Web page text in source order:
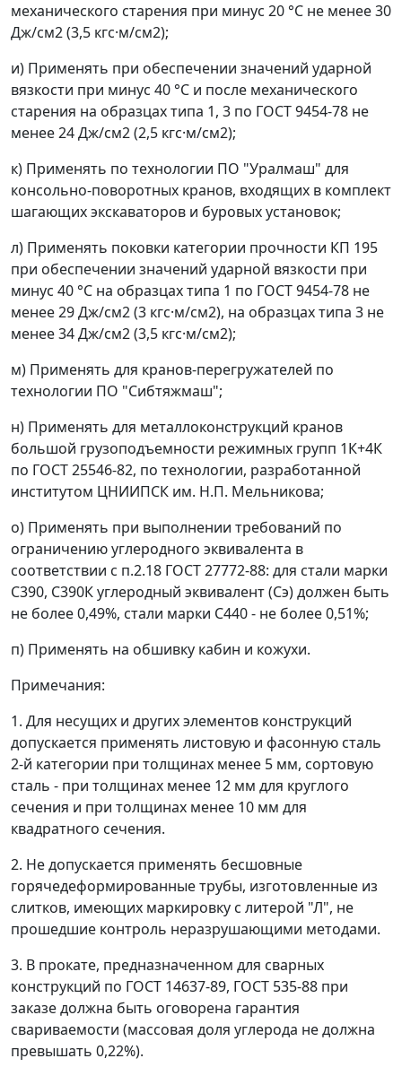
механического старения при минус 20 °С не менее 30
Дж/см2(3,5 кгс·м/см2);
и) Применять при обеспечении значений ударной
вязкости при минус 40 °С и после механического
старения на образцах типа 1, 3 по ГОСТ 9454-78 не
менее 24 Дж/см2(2,5 кгс·м/см2);
к) Применять по технологии ПО "Уралмаш" для
консольно-поворотных кранов, входящих в комплект
шагающих экскаваторов и буровых установок;
л) Применять поковки категории прочности КП 195
при обеспечении значений ударной вязкости при
минус 40 °С на образцах типа 1 по ГОСТ 9454-78 не
менее 29 Дж/см2(3 кгс·м/см2), на образцах типа 3 не
менее 34 Дж/см2(3,5 кгс·м/см2);
м) Применять для кранов-перегружателей по
технологии ПО "Сибтяжмаш";
н) Применять для металлоконструкций кранов
большой грузоподъемности режимных групп 1К+4К
по ГОСТ 25546-82, по технологии, разработанной
институтом ЦНИИПСК им. Н.П. Мельникова;
о) Применять при выполнении требований по
ограничению углеродного эквивалента в
соответствии с п.2.18 ГОСТ 27772-88: для стали марки
С390, С390К углеродный эквивалент (Сэ) должен быть
не более 0,49%, стали марки С440 - не более 0,51%;
п) Применять на обшивку кабин и кожухи.
Примечания:
1. Для несущих и других элементов конструкций
допускается применять листовую и фасонную сталь
2-й категории при толщинах менее 5 мм, сортовую
сталь - при толщинах менее 12 мм для круглого
сечения и при толщинах менее 10 мм для
квадратного сечения.
2. Не допускается применять бесшовные
горячедеформированные трубы, изготовленные из
слитков, имеющих маркировку с литерой "Л", не
прошедшие контроль неразрушающими методами.
3. В прокате, предназначенном для сварных
конструкций по ГОСТ 14637-89, ГОСТ 535-88 при
заказе должна быть оговорена гарантия
свариваемости (массовая доля углерода не должна
превышать 0,22%).